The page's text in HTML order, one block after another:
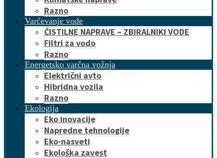
Razno
Varčevanje vode
ČISTILNE NAPRAVE – ZBIRALNIKI VODE
Filtri za vodo
Razno
Energetsko varčna vožnja
Električni avto
Hibridna vozila
Razno
Ekologija
Eko inovacije
Napredne tehnologije
Eko-nasveti
Ekološka zavest